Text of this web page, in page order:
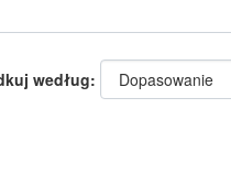
według